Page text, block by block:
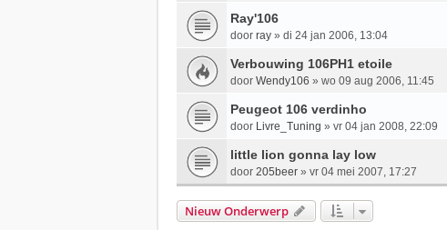
Ray'106
door ray » di 24 jan 2006, 13:04
Verbouwing 106PH1 etoile
door Wendy106 » wo 09 aug 2006, 11:45
Peugeot 106 verdinho
door Livre_Tuning » vr 04 jan 2008, 22:09
little lion gonna lay low
door 205beer » vr 04 mei 2007, 17:27
Nieuw Onderwerp